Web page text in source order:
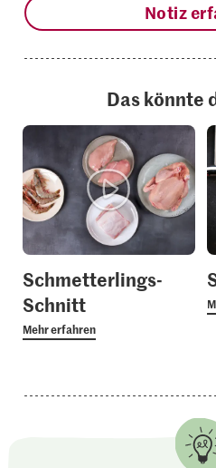
Notiz
Das könnte
Schmetterlings-
Schnitt
Mehr erfahren